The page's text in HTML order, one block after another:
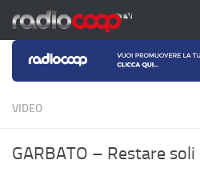
Salta al contenuto
VIDEO
GARBATO – Restare soli